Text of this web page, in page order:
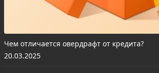
Чем отличается овердрафт от кредита?
20.03.2025